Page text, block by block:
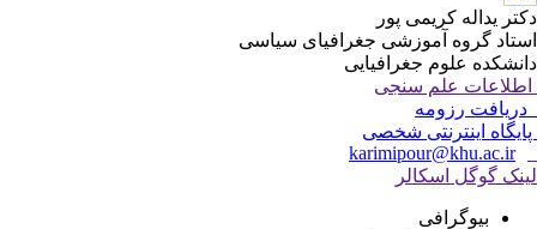
دکتر یداله کریمی پور
استاد گروه آموزشی جغرافیای سیاسی
دانشکده علوم جغرافیایی
اطلاعات علم سنجی
دریافت رزومه
پایگاه اینترنتی شخصی
karimipour@khu.ac.ir
لینک گوگل اسکالر
بیوگرافی